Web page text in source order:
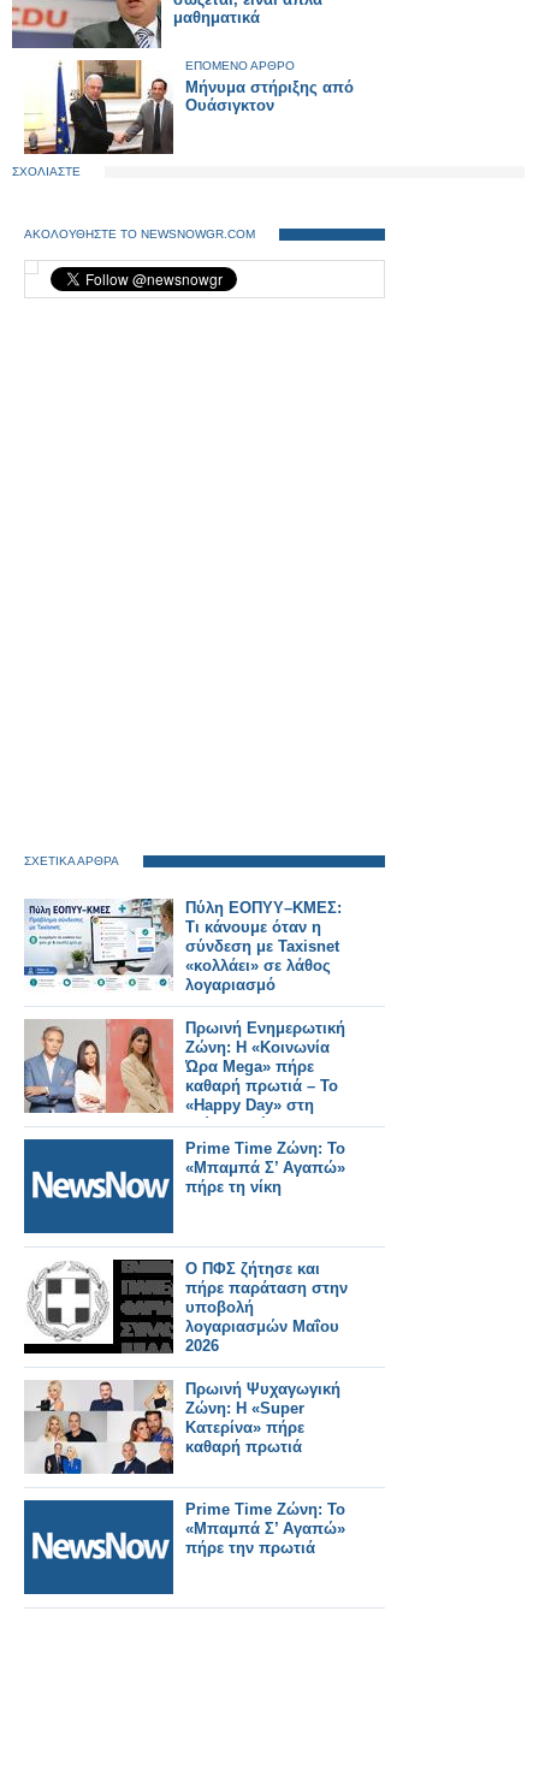
μαθηματικά
ΕΠΟΜΕΝΟ ΑΡΘΡΟ
Μήνυμα στήριξης από
Ουάσιγκτον
ΣΧΟΛΙΑΣΤΕ
ΑΚΟΛΟΥΘΗΣΤΕ ΤΟ NEWSNOWGR.COM
ΣΧΕΤΙΚΑ ΑΡΘΡΑ
Πύλη ΕΟΠΥΥ–ΚΜΕΣ:
Τι κάνουμε όταν η
σύνδεση με Taxisnet
«κολλάει» σε λάθος
λογαριασμό
Πρωινή Ενημερωτική
Ζώνη: Η «Κοινωνία
Ώρα Mega» πήρε
καθαρή πρωτιά – Το
«Happy Day» στη
δεύτερη θέση
Prime Time Ζώνη: Το
«Μπαμπά Σ’ Αγαπώ»
πήρε τη νίκη
Ο ΠΦΣ ζήτησε και
πήρε παράταση στην
υποβολή
λογαριασμών Μαΐου
2026
Πρωινή Ψυχαγωγική
Ζώνη: Η «Super
Κατερίνα» πήρε
καθαρή πρωτιά
Prime Time Ζώνη: Το
«Μπαμπά Σ’ Αγαπώ»
πήρε την πρωτιά